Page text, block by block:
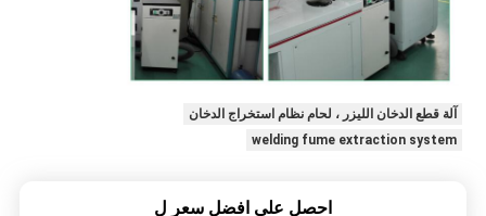
آلة قطع الدخان الليزر ، لحام نظام استخراج الدخان
welding fume extraction system
احصل على افضل سعر ل